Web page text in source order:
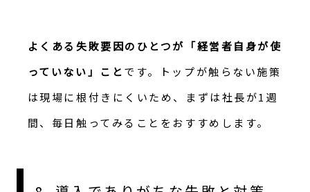
よくある失敗要因のひとつが「経営者自身が使
っていない」ことです。トップが触らない施策
は現場に根付きにくいため、まずは社長が1週
間、毎日触ってみることをおすすめします。